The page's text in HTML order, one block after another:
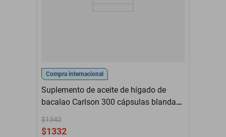
Compra internacional
Suplemento de aceite de hígado de
bacalao Carlson 300 cápsulas blandas
con omega-3
$1342
$1332